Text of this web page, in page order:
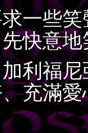
些笑
快意
福尼
充滿